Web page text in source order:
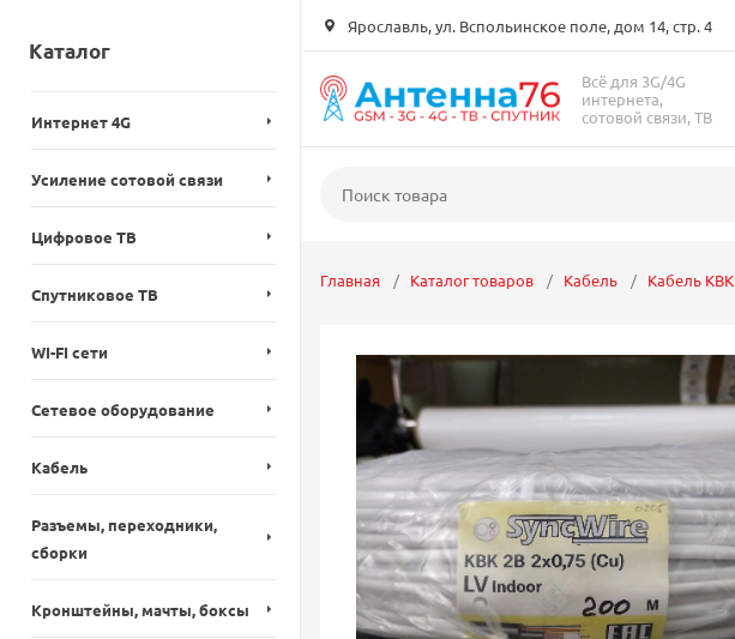
Ярославль, ул. Вспольинское поле, дом 14, стр. 4
Всё для 3G/4G
интернета,
сотовой связи, ТВ
Каталог
Интернет 4G
Усиление сотовой связи
Цифровое ТВ
Спутниковое ТВ
WI-FI сети
Сетевое оборудование
Кабель
Разъемы, переходники,
сборки
Кронштейны, мачты, боксы
Главная Каталог товаров Кабель Кабель КВК